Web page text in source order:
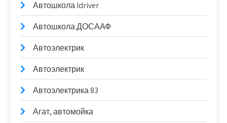
Автошкола Idriver
Автошкола ДОСААФ
Автоэлектрик
Автоэлектрик
Автоэлектрика 83
Агат, автомойка